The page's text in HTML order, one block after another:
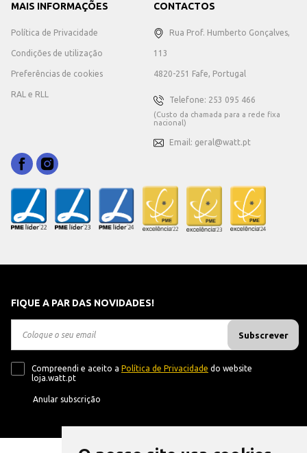
MAIS INFORMAÇÕES
Política de Privacidade
Condições de utilização
Preferências de cookies
RAL e RLL
CONTACTOS
Rua Prof. Humberto Gonçalves,
113
4820-251 Fafe, Portugal
Telefone: 253 095 466
(Custo da chamada para a rede fixa
nacional)
Email: geral@watt.pt
FIQUE A PAR DAS NOVIDADES!
Subscrever
Compreendi e aceito a Política de Privacidade do website
loja.watt.pt
Anular subscrição